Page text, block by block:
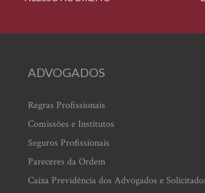
ADVOGADOS
Regras Profissionais
Comissões e Institutos
Seguros Profissionais
Pareceres da Ordem
Caixa Previdência dos Advogados e